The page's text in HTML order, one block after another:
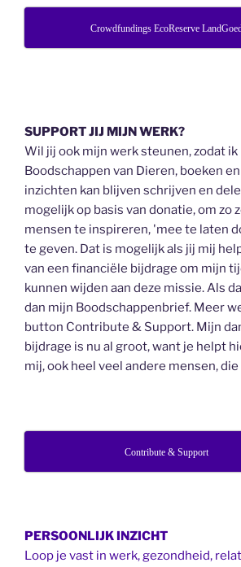
Crowdfundings EcoReserve
SUPPORT JIJ MIJN WERK?
Wil jij ook mijn werk steunen, zodat
Boodschappen van Dieren, boeken
inzichten kan blijven schrijven en
mogelijk op basis van donatie, om zo
mensen te inspireren, 'mee te laten
te geven. Dat is mogelijk als jij mij
van een financiële bijdrage om mijn
kunnen wijden aan deze missie. Als
dan mijn Boodschappenbrief. Meer
button Contribute & Support. Mijn
bijdrage is nu al groot, want je helpt
mij, ook heel veel andere mensen,
Contribute & Support
PERSOONLIJK INZICHT
Loop je vast in werk, gezondheid,